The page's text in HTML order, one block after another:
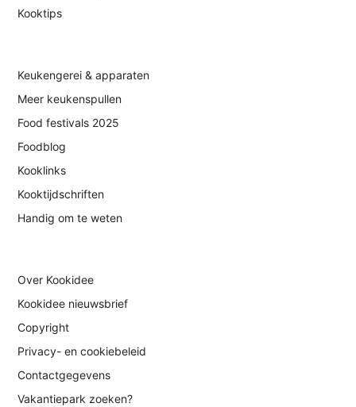
Kooktips
Keukengerei & apparaten
Meer keukenspullen
Food festivals 2025
Foodblog
Kooklinks
Kooktijdschriften
Handig om te weten
Over Kookidee
Kookidee nieuwsbrief
Copyright
Privacy- en cookiebeleid
Contactgegevens
Vakantiepark zoeken?